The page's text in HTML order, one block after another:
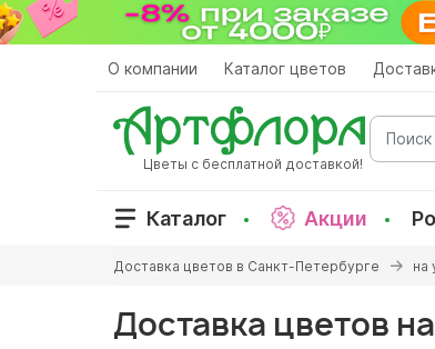
Перейти
к
О компании Каталог цветов
Цветы с бесплатной доставкой!
Поиск
Каталог Акции
здесь
Доставка цветов в Санкт-Петербурге на
Доставка цветов